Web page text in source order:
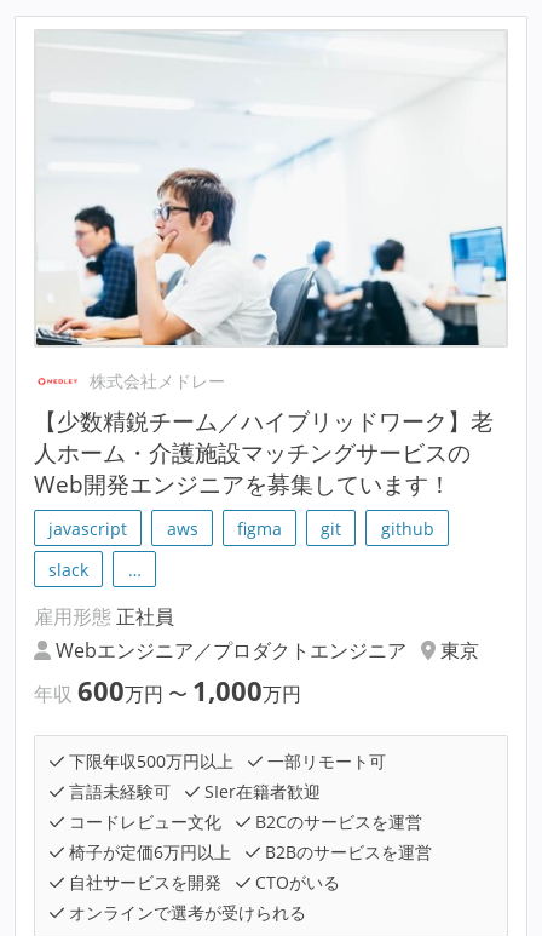
株式会社メドレー
【少数精鋭チーム／ハイブリッドワーク】老
人ホーム・介護施設マッチングサービスの
Web開発エンジニアを募集しています！
javascript aws figma git
github
slack
…
雇用形態 正社員
Webエンジニア／プロダクトエンジニア
東京
年収 600万円 〜 1,000万円
下限年収500万円以上
一部リモート可
言語未経験可
SIer在籍者歓迎
コードレビュー文化
B2Cのサービスを運営
椅子が定価6万円以上
B2Bのサービスを運営
自社サービスを開発
CTOがいる
オンラインで選考が受けられる